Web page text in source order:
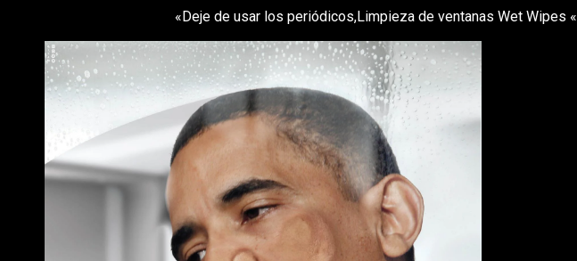
«Deje de usar los periódicos,Limpieza de ventanas Wet Wipes «